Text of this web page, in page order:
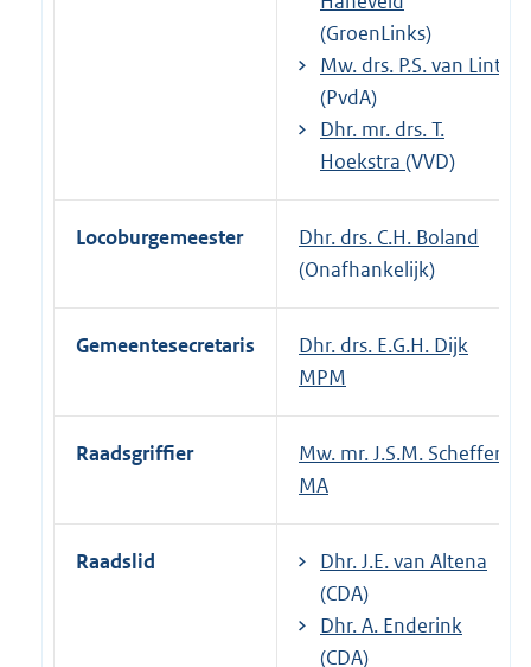
(GroenLinks)
Mw. drs. P.S. van Lint
(PvdA)
Dhr. mr. drs. T.
Hoekstra (VVD)
Locoburgemeester
Dhr. drs. C.H. Boland
(Onafhankelijk)
Gemeentesecretaris
Dhr. drs. E.G.H. Dijk
MPM
Raadsgriffier
Mw. mr. J.S.M. Scheffer
MA
Raadslid
Dhr. J.E. van Altena
(CDA)
Dhr. A. Enderink
(CDA)